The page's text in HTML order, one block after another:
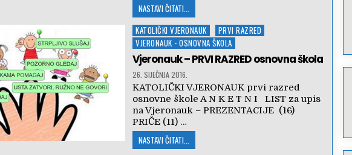
NASTAVI ČITATI...
Posted
in
KATOLIČKI VJERONAUK
PRVI RAZRED
VJERONAUK - OSNOVNA ŠKOLA
Vjeronauk – PRVI RAZRED osnovna škola
26. SIJEČNJA 2016.
KATOLIČKI VJERONAUK prvi razred
osnovne škole A N K E T N I LIST za upis
na Vjeronauk – PREZENTACIJE (16)
PRIČE (11) …
NASTAVI ČITATI...